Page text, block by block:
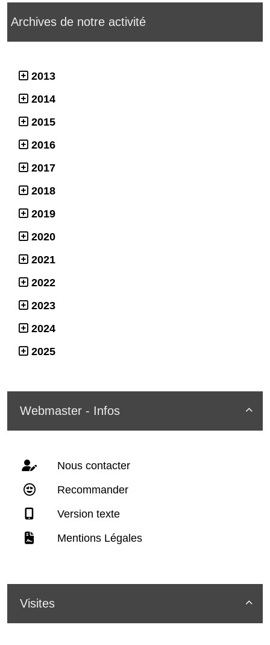
Archives de notre activité
2013
2014
2015
2016
2017
2018
2019
2020
2021
2022
2023
2024
2025

Webmaster - Infos
Nous contacter
Recommander
Version texte
Mentions Légales

Visites